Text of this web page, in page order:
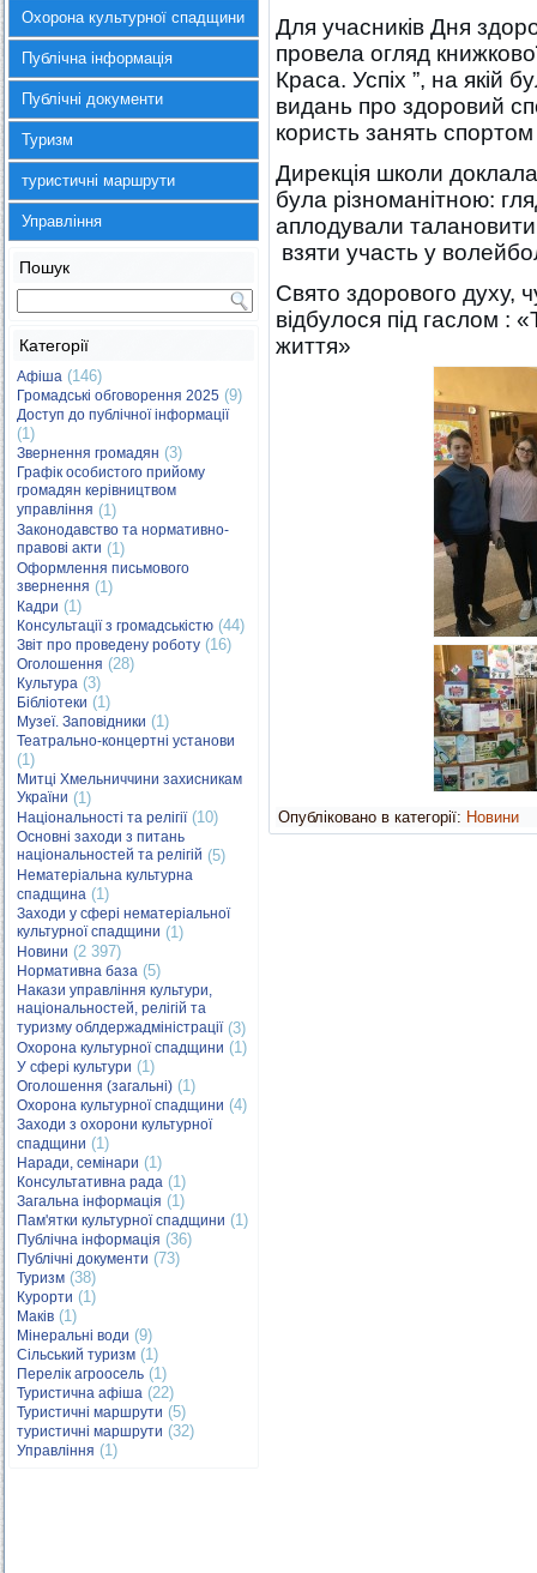
Охорона культурної спадщини
Публічна інформація
Публічні документи
Туризм
туристичні маршрути
Управління
Пошук
Категорії
Афіша (146)
Громадські обговорення 2025 (9)
Доступ до публічної інформації
(1)
Звернення громадян (3)
Графік особистого прийому
громадян керівництвом
управління (1)
Законодавство та нормативно-
правові акти (1)
Оформлення письмового
звернення (1)
Кадри (1)
Консультації з громадськістю (44)
Звіт про проведену роботу (16)
Оголошення (28)
Культура (3)
Бібліотеки (1)
Музеї. Заповідники (1)
Театрально-концертні установи
(1)
Митці Хмельниччини захисникам
України (1)
Національності та релігії(10)
Основні заходи з питань
національностей та релігій (5)
Нематеріальна культурна
спадщина (1)
Заходи у сфері нематеріальної
культурної спадщини (1)
Новини (2 397)
Нормативна база (5)
Накази управління культури,
національностей, релігій та
туризму облдержадміністрації(3)
Охорона культурної спадщини (1)
У сфері культури (1)
Оголошення (загальні) (1)
Охорона культурної спадщини (4)
Заходи з охорони культурної
спадщини (1)
Наради, семінари (1)
Консультативна рада (1)
Загальна інформація (1)
Пам'ятки культурної спадщини (1)
Публічна інформація (36)
Публічні документи (73)
Туризм (38)
Курорти (1)
Маків (1)
Мінеральні води (9)
Сільський туризм (1)
Перелік агроосель (1)
Туристична афіша (22)
Туристичні маршрути (5)
туристичні маршрути (32)
Управління (1)
Для учасників Дня
провела огляд
Краса. Успіх ”, на якій
видань про здоровий
користь занять
Дирекція школи
була різноманітною:
аплодували
взяти участь у
Свято здорового духу,
відбулося під гаслом :
життя»
Опубліковано в категорії: Новини